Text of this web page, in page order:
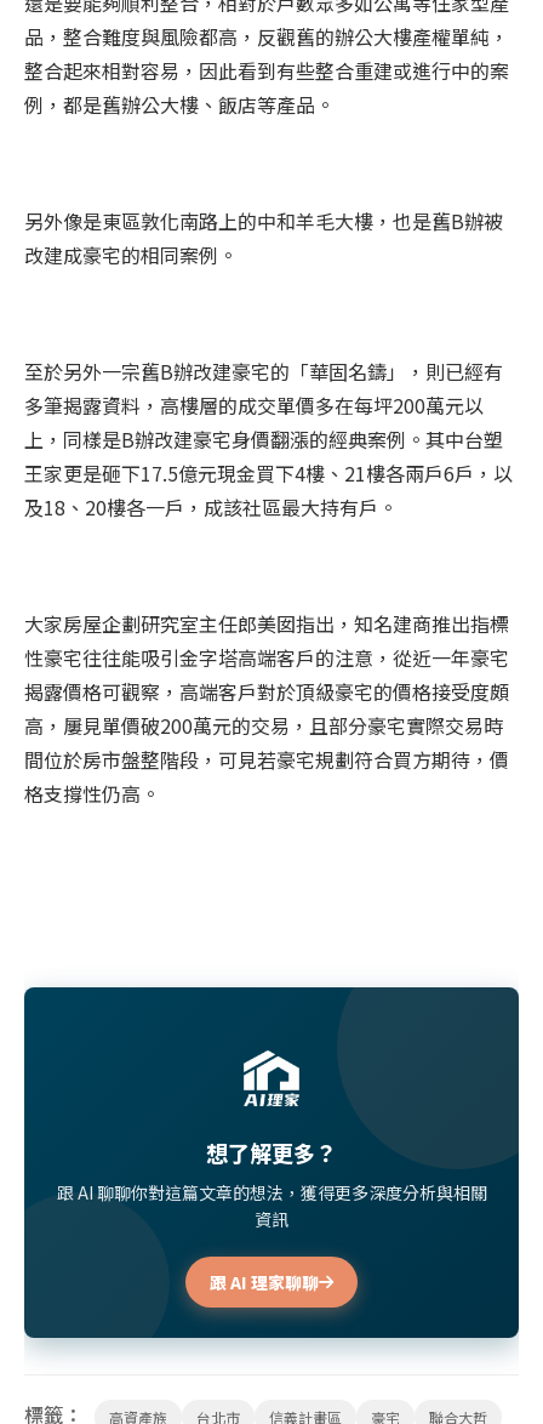
品，整合難度與風險都高，反觀舊的辦公大樓產權單純，
整合起來相對容易，因此看到有些整合重建或進行中的案
例，都是舊辦公大樓、飯店等產品。
另外像是東區敦化南路上的中和羊毛大樓，也是舊B辦被
改建成豪宅的相同案例。
至於另外一宗舊B辦改建豪宅的「華固名鑄」，則已經有
多筆揭露資料，高樓層的成交單價多在每坪200萬元以
上，同樣是B辦改建豪宅身價翻漲的經典案例。其中台塑
王家更是砸下17.5億元現金買下4樓、21樓各兩戶6戶，以
及18、20樓各一戶，成該社區最大持有戶。
大家房屋企劃研究室主任郎美囡指出，知名建商推出指標
性豪宅往往能吸引金字塔高端客戶的注意，從近一年豪宅
揭露價格可觀察，高端客戶對於頂級豪宅的價格接受度頗
高，屢見單價破200萬元的交易，且部分豪宅實際交易時
間位於房市盤整階段，可見若豪宅規劃符合買方期待，價
格支撐性仍高。
想了解更多？
跟 AI 聊聊你對這篇文章的想法，獲得更多深度分析與相關
資訊
跟 AI 理家聊聊
標籤： 高資產族 台北市 信義計畫區 豪宅 聯合大哲